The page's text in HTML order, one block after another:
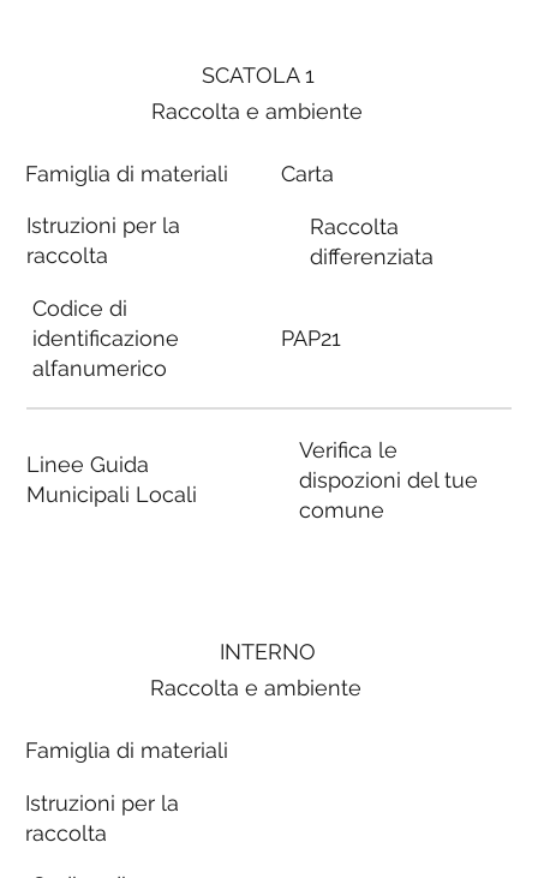
SCATOLA 1
Raccolta e ambiente
Famiglia di materiali
Istruzioni per la
raccolta
Codice di
identificazione
alfanumerico
Linee Guida
Municipali Locali
Carta
Raccolta
differenziata
PAP21
Verifica le
dispozioni del tue
comune
INTERNO
Raccolta e ambiente
Famiglia di materiali
Istruzioni per la
raccolta